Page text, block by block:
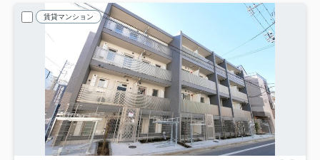
賃貸マンション